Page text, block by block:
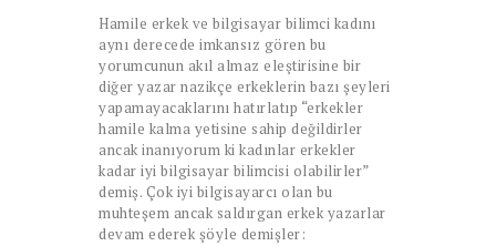
Hamile erkek ve bilgisayar bilimci kadını
aynı derecede imkansız gören bu
yorumcunun akıl almaz eleştirisine bir
diğer yazar nazikçe erkeklerin bazı şeyleri
yapamayacaklarını hatırlatıp “erkekler
hamile kalma yetisine sahip değildirler
ancak inanıyorum ki kadınlar erkekler
kadar iyi bilgisayar bilimcisi olabilirler”
demiş. Çok iyi bilgisayarcı olan bu
muhteşem ancak saldırgan erkek yazarlar
devam ederek şöyle demişler: